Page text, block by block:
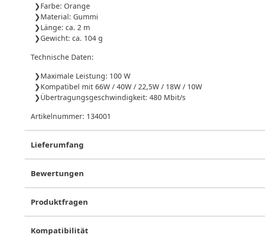
Farbe: Orange
Material: Gummi
Länge: ca. 2 m
Gewicht: ca. 104 g
Technische Daten:
Maximale Leistung: 100 W
Kompatibel mit 66W / 40W / 22,5W / 18W / 10W
Übertragungsgeschwindigkeit: 480 Mbit/s
Artikelnummer: 134001
Lieferumfang
Bewertungen
Produktfragen
Kompatibilität